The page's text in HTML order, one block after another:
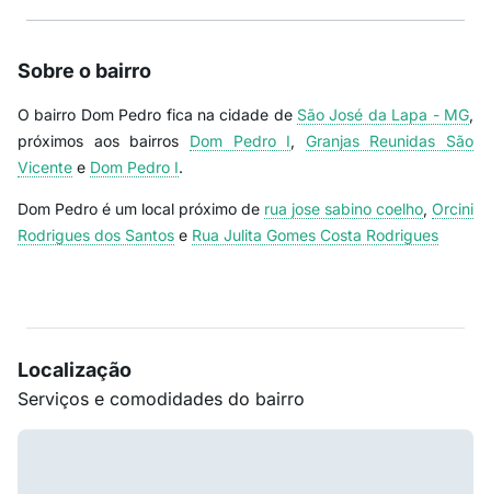
Sobre o bairro
O bairro Dom Pedro fica na cidade de São José da Lapa - MG,
próximos aos bairros Dom Pedro I, Granjas Reunidas São
Vicente e Dom Pedro I.
Dom Pedro é um local próximo de rua jose sabino coelho, Orcini
Rodrigues dos Santos e Rua Julita Gomes Costa Rodrigues
Localização
Serviços e comodidades do bairro